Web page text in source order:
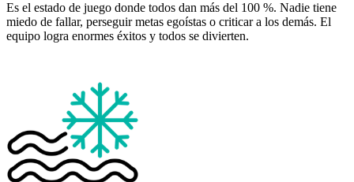
Es el estado de juego donde todos dan más del 100 %. Nadie tiene
miedo de fallar, perseguir metas egoístas o criticar a los demás. El
equipo logra enormes éxitos y todos se divierten.